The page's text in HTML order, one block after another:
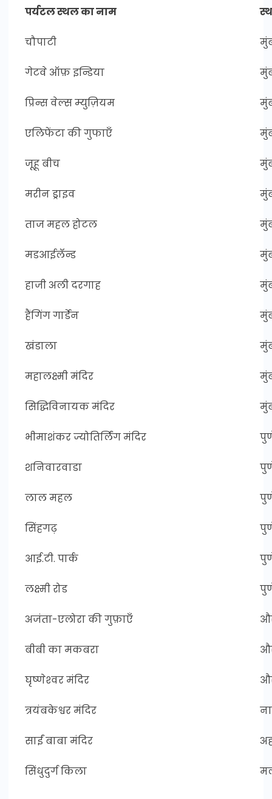
पर्यटल स्थल का नाम
चौपाटी
गेटवे ऑफ़ इन्डिया
प्रिन्स वेल्स म्युज़ियम
एलिफेंटा की गुफाएँ
जूहू बीच
मरीन ड्राइव
ताज महल होटल
मडआईलॅन्ड
हाजी अली दरगाह
हैंगिंग गार्डेन
खंडाला
महालक्ष्मी मंदिर
सिद्धिविनायक मंदिर
भीमाशंकर ज्योतिर्लिंग मंदिर
शनिवारवाडा
लाल महल
सिंहगढ़
आई.टी. पार्क
लक्ष्मी रोड
अजंता-एलोरा की गुफ़ाएँ
बीबी का मकबरा
घृष्‍णेश्‍वर मंदिर
त्रयंबकेश्वर मंदिर
साईं बाबा मंदिर
सिंधुदुर्ग किला